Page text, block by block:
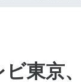
東京